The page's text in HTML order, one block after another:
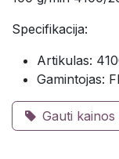
Specifikacija:
Artikulas:
Gamintojas:
Gauti